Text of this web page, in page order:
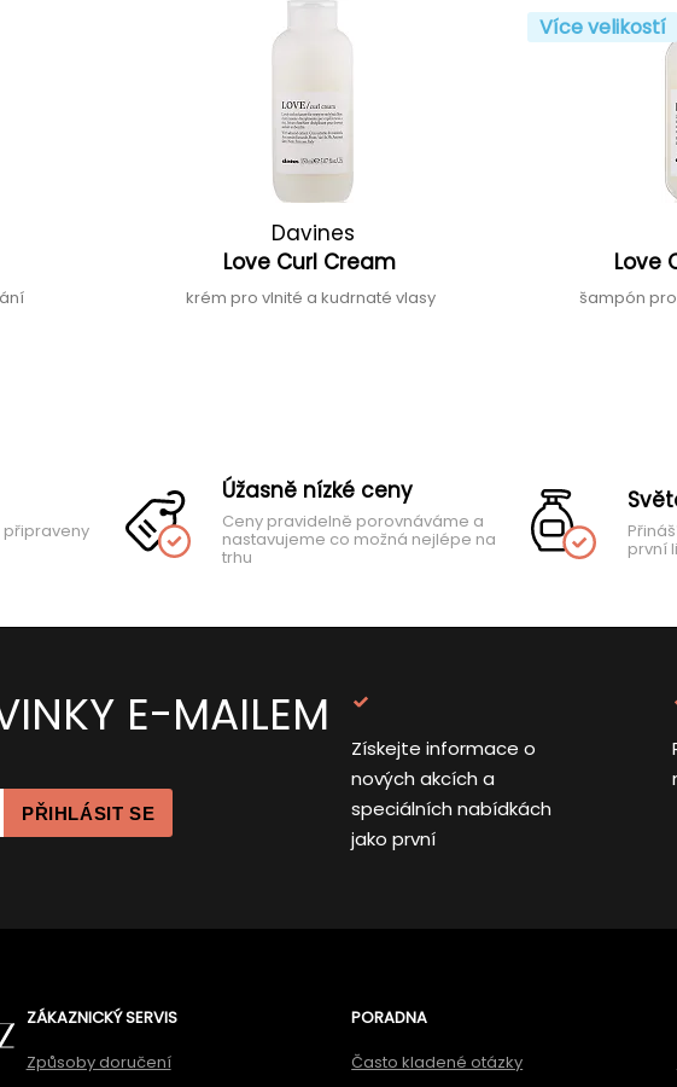
Davines
Love Curl Cream
krém pro vlnité a kudrnaté vlasy
Více velikostí
Love
šampón
připraveny
Úžasně nízké ceny
Ceny pravidelně porovnáváme a
nastavujeme co možná nejlépe na
trhu první
E-MAILEM
PŘIHLÁSIT SE
Získejte informace o
nových akcích a
speciálních nabídkách
jako první
ZÁKAZNICKÝ SERVIS
Způsoby doručení
PORADNA
Často kladené otázky